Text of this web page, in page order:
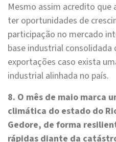
Mesmo assim acredito que
ter oportunidades de
participação no mercado
base industrial consolidada
exportações caso exista
industrial alinhada no país.
8. O mês de maio marca
climática do estado do
Gedore, de forma
rápidas diante da